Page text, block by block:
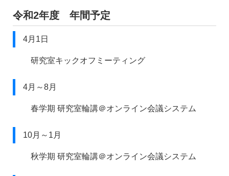
令和2年度 年間予定
4月1日
研究室キックオフミーティング
4月～8月
春学期 研究室輪講＠オンライン会議システム
10月～1月
秋学期 研究室輪講＠オンライン会議システム